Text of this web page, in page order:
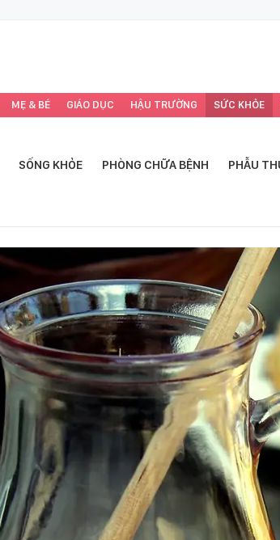
MẸ & BÉ GIÁO DỤC HẬU TRƯỜNG SỨC KHỎE
SỐNG KHỎE PHÒNG CHỮA BỆNH PHẪU